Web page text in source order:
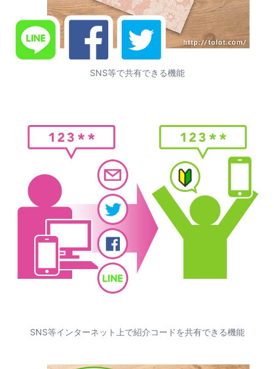
SNS等で共有できる機能
SNS等インターネット上で紹介コードを共有できる機能